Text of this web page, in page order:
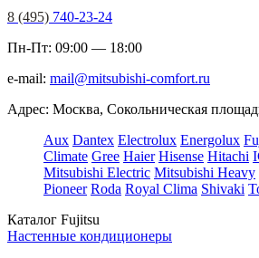
8 (495) 740-23-24
Пн-Пт: 09:00 — 18:00
e-mail: mail@mitsubishi-comfort.ru
Адрес: Москва, Сокольническая
Aux Dantex Electrolux Energolux
Climate Gree Haier Hisense Hitachi
Mitsubishi Electric Mitsubishi Heavy
Pioneer Roda Royal Clima Shivaki
Каталог Fujitsu
Настенные кондиционеры